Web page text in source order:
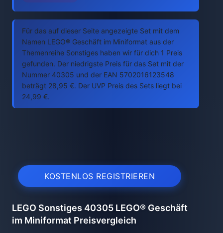
Für das auf dieser Seite angezeigte Set mit dem
Namen LEGO® Geschäft im Miniformat aus der
Themenreihe Sonstiges haben wir für dich 1 Preis
gefunden. Der niedrigste Preis für das Set mit der
Nummer 40305 und der EAN 5702016123548
beträgt 28,95 €. Der UVP Preis des Sets liegt bei
24,99 €.
KOSTENLOS REGISTRIEREN
LEGO Sonstiges 40305 LEGO® Geschäft
im Miniformat Preisvergleich